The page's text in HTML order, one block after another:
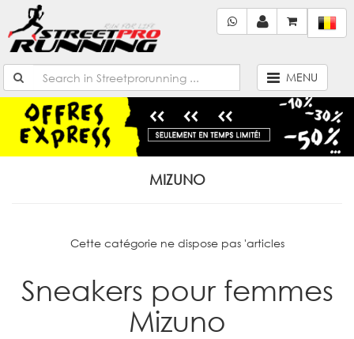
MENU
MIZUNO
Cette catégorie ne dispose pas 'articles
Sneakers pour femmes
Mizuno